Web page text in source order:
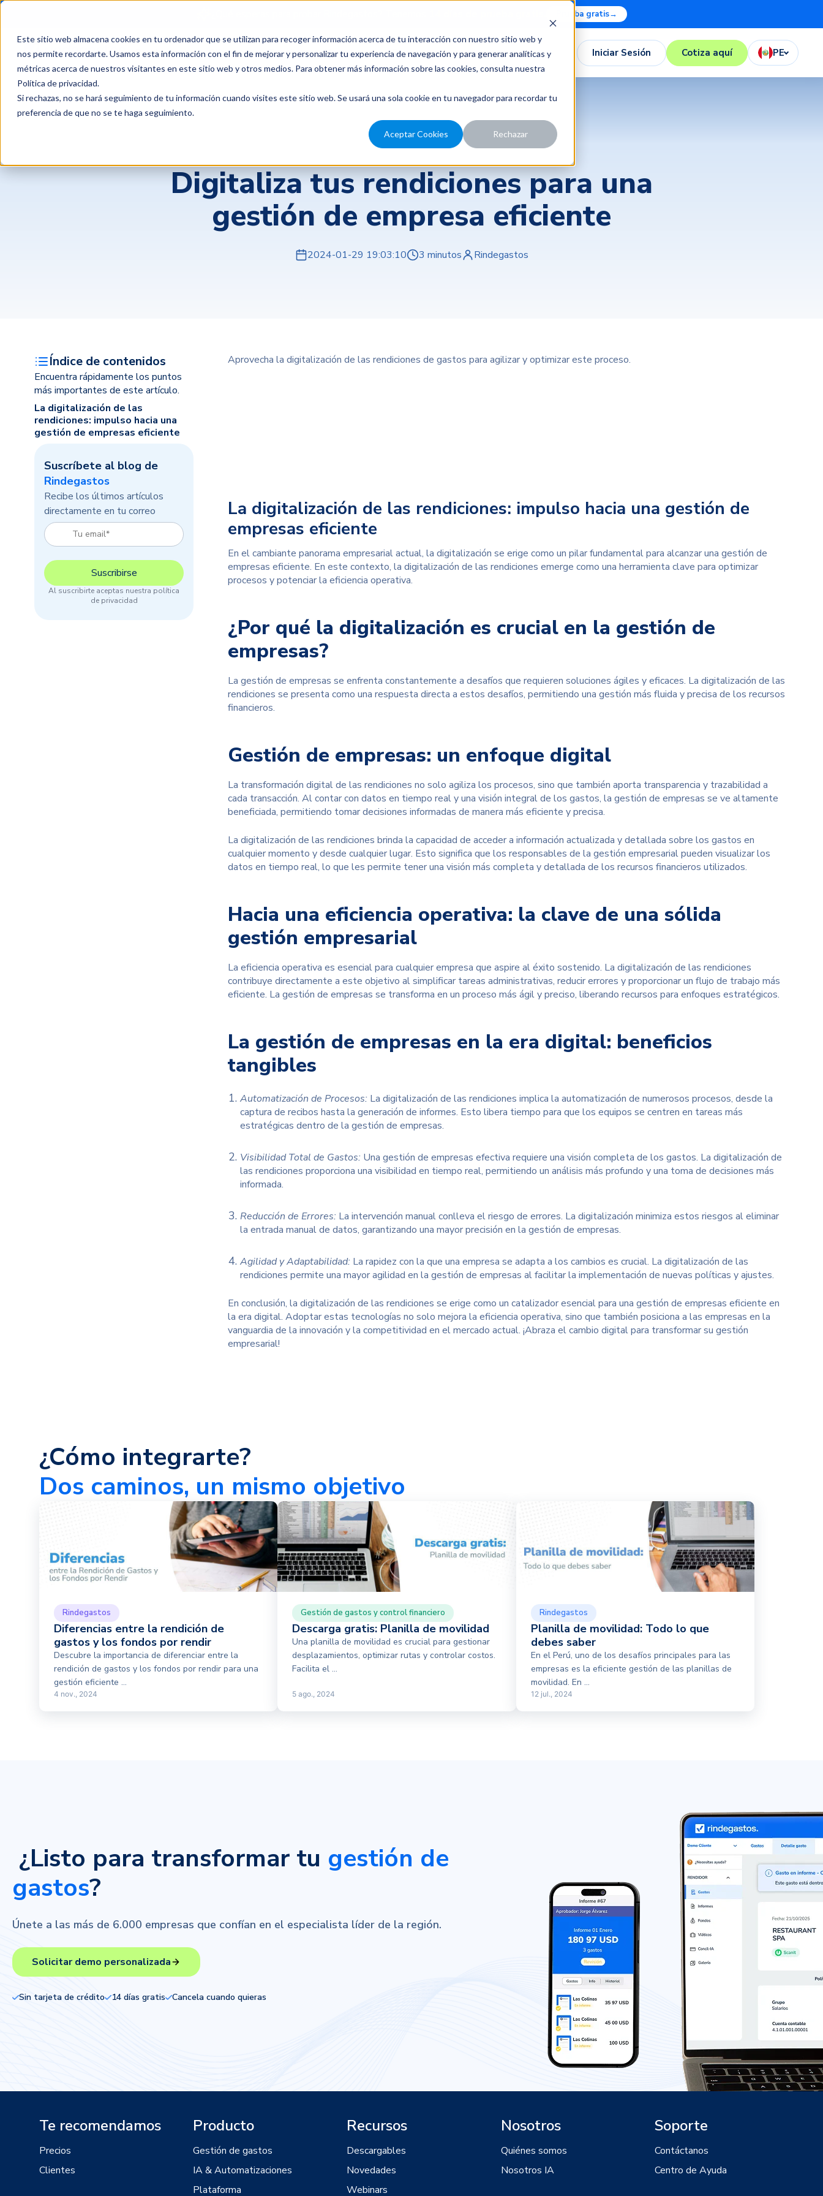
Este sitio web almacena cookies en tu ordenador que se utilizan para recoger información acerca de tu interacción con nuestro sitio web y
nos permite recordarte. Usamos esta información con el fin de mejorar y personalizar tu experiencia de navegación y para generar analíticas y
métricas acerca de nuestros visitantes en este sitio web y otros medios. Para obtener más información sobre las cookies, consulta nuestra
Política de privacidad.
Si rechazas, no se hará seguimiento de tu información cuando visites este sitio web. Se usará una sola cookie en tu navegador para recordar tu
preferencia de que no se te haga seguimiento.
Aceptar Cookies Rechazar
Prueba gratis→
Productos Clientes Precios Nosotros Recursos Iniciar Sesión Cotiza aquí PE
Gestión de gastos y control financiero
Digitaliza tus rendiciones para una
gestión de empresa eficiente
2024-01-29 19:03:10 3 minutos Rindegastos
Índice de contenidos
Encuentra rápidamente los puntos
más importantes de este artículo.
La digitalización de las
rendiciones: impulso hacia una
gestión de empresas eficiente
Suscríbete al blog de
Rindegastos
Recibe los últimos artículos
directamente en tu correo
Al suscribirte aceptas nuestra política
de privacidad
Aprovecha la digitalización de las rendiciones de gastos para agilizar y optimizar este proceso.
La digitalización de las rendiciones: impulso hacia una gestión de
empresas eficiente
En el cambiante panorama empresarial actual, la digitalización se erige como un pilar fundamental para alcanzar una gestión de
empresas eficiente. En este contexto, la digitalización de las rendiciones emerge como una herramienta clave para optimizar
procesos y potenciar la eficiencia operativa.
¿Por qué la digitalización es crucial en la gestión de
empresas?
La gestión de empresas se enfrenta constantemente a desafíos que requieren soluciones ágiles y eficaces. La digitalización de las
rendiciones se presenta como una respuesta directa a estos desafíos, permitiendo una gestión más fluida y precisa de los recursos
financieros.
Gestión de empresas: un enfoque digital
La transformación digital de las rendiciones no solo agiliza los procesos, sino que también aporta transparencia y trazabilidad a
cada transacción. Al contar con datos en tiempo real y una visión integral de los gastos, la gestión de empresas se ve altamente
beneficiada, permitiendo tomar decisiones informadas de manera más eficiente y precisa.
La digitalización de las rendiciones brinda la capacidad de acceder a información actualizada y detallada sobre los gastos en
cualquier momento y desde cualquier lugar. Esto significa que los responsables de la gestión empresarial pueden visualizar los
datos en tiempo real, lo que les permite tener una visión más completa y detallada de los recursos financieros utilizados.
Hacia una eficiencia operativa: la clave de una sólida
gestión empresarial
La eficiencia operativa es esencial para cualquier empresa que aspire al éxito sostenido. La digitalización de las rendiciones
contribuye directamente a este objetivo al simplificar tareas administrativas, reducir errores y proporcionar un flujo de trabajo más
eficiente. La gestión de empresas se transforma en un proceso más ágil y preciso, liberando recursos para enfoques estratégicos.
La gestión de empresas en la era digital: beneficios
tangibles
Automatización de Procesos: La digitalización de las rendiciones implica la automatización de numerosos procesos, desde la
captura de recibos hasta la generación de informes. Esto libera tiempo para que los equipos se centren en tareas más
estratégicas dentro de la gestión de empresas.
Visibilidad Total de Gastos: Una gestión de empresas efectiva requiere una visión completa de los gastos. La digitalización de
las rendiciones proporciona una visibilidad en tiempo real, permitiendo un análisis más profundo y una toma de decisiones más
informada.
Reducción de Errores: La intervención manual conlleva el riesgo de errores. La digitalización minimiza estos riesgos al eliminar
la entrada manual de datos, garantizando una mayor precisión en la gestión de empresas.
Agilidad y Adaptabilidad: La rapidez con la que una empresa se adapta a los cambios es crucial. La digitalización de las
rendiciones permite una mayor agilidad en la gestión de empresas al facilitar la implementación de nuevas políticas y ajustes.
En conclusión, la digitalización de las rendiciones se erige como un catalizador esencial para una gestión de empresas eficiente en
la era digital. Adoptar estas tecnologías no solo mejora la eficiencia operativa, sino que también posiciona a las empresas en la
vanguardia de la innovación y la competitividad en el mercado actual. ¡Abraza el cambio digital para transformar su gestión
empresarial!
¿Cómo integrarte?
Dos caminos, un mismo objetivo
Rindegastos
Diferencias entre la rendición de
gastos y los fondos por rendir
Descubre la importancia de diferenciar entre la
rendición de gastos y los fondos por rendir para una
gestión eficiente ...
4 nov., 2024
Gestión de gastos y control financiero
Descarga gratis: Planilla de movilidad
Una planilla de movilidad es crucial para gestionar
desplazamientos, optimizar rutas y controlar costos.
Facilita el ...
5 ago., 2024
Rindegastos
Planilla de movilidad: Todo lo que
debes saber
En el Perú, uno de los desafíos principales para las
empresas es la eficiente gestión de las planillas de
movilidad. En ...
12 jul., 2024
¿Listo para transformar tu gestión de
gastos?
Únete a las más de 6.000 empresas que confían en el especialista líder de la región.
Solicitar demo personalizada
Sin tarjeta de crédito 14 días gratis Cancela cuando quieras
Te recomendamos
Precios
Clientes
Producto
Gestión de gastos
IA & Automatizaciones
Plataforma
Recursos
Descargables
Novedades
Webinars
Nosotros
Quiénes somos
Nosotros IA
Soporte
Contáctanos
Centro de Ayuda